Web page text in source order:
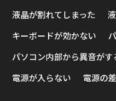
液晶が割れてしまった
キーボードが効かない
パソコン内部から異音がす
電源が入らない
電源の